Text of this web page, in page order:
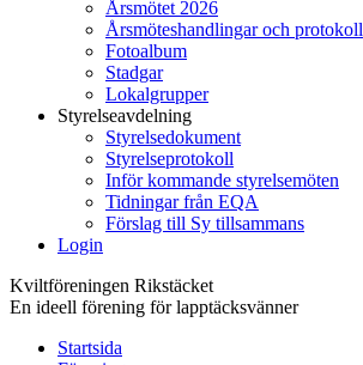
Årsmötet 2026
Årsmöteshandlingar och protokoll
Fotoalbum
Stadgar
Lokalgrupper
Styrelseavdelning
Styrelsedokument
Styrelseprotokoll
Inför kommande styrelsemöten
Tidningar från EQA
Förslag till Sy tillsammans
Login
Kviltföreningen Rikstäcket
En ideell förening för lapptäcksvänner
Startsida